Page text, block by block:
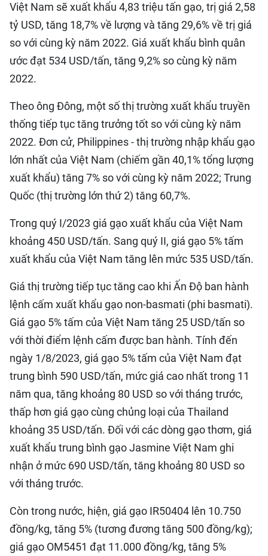
Việt Nam sẽ xuất khẩu 4,83 triệu tấn gạo, trị giá 2,58
tỷ USD, tăng 18,7% về lượng và tăng 29,6% về trị giá
so với cùng kỳ năm 2022. Giá xuất khẩu bình quân
ước đạt 534 USD/tấn, tăng 9,2% so cùng kỳ năm
2022.
Theo ông Đông, một số thị trường xuất khẩu truyền
thống tiếp tục tăng trưởng tốt so với cùng kỳ năm
2022. Đơn cử, Philippines - thị trường nhập khẩu gạo
lớn nhất của Việt Nam (chiếm gần 40,1% tổng lượng
xuất khẩu) tăng 7% so với cùng kỳ năm 2022; Trung
Quốc (thị trường lớn thứ 2) tăng 60,7%.
Trong quý I/2023 giá gạo xuất khẩu của Việt Nam
khoảng 450 USD/tấn. Sang quý II, giá gạo 5% tấm
xuất khẩu của Việt Nam tăng lên mức 535 USD/tấn.
Giá thị trường tiếp tục tăng cao khi Ấn Độ ban hành
lệnh cấm xuất khẩu gạo non-basmati (phi basmati).
Giá gạo 5% tấm của Việt Nam tăng 25 USD/tấn so
với thời điểm lệnh cấm được ban hành. Tính đến
ngày 1/8/2023, giá gạo 5% tấm của Việt Nam đạt
trung bình 590 USD/tấn, mức giá cao nhất trong 11
năm qua, tăng khoảng 80 USD so với tháng trước,
thấp hơn giá gạo cùng chủng loại của Thailand
khoảng 35 USD/tấn. Đối với các dòng gạo thơm, giá
xuất khẩu trung bình gạo Jasmine Việt Nam ghi
nhận ở mức 690 USD/tấn, tăng khoảng 80 USD so
với tháng trước.
Còn trong nước, hiện, giá gạo IR50404 lên 10.750
đồng/kg, tăng 5% (tương đương tăng 500 đồng/kg);
giá gạo OM5451 đạt 11.000 đồng/kg, tăng 5%